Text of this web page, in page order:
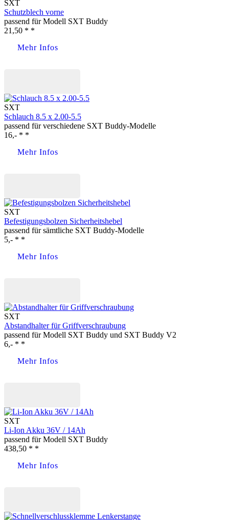
SXT
Schutzblech vorne
passend für Modell SXT Buddy
21,50 * *
Mehr Infos
SXT
Schlauch 8.5 x 2.00-5.5
passend für verschiedene SXT Buddy-Modelle
16,- * *
Mehr Infos
SXT
Befestigungsbolzen Sicherheitshebel
passend für sämtliche SXT Buddy-Modelle
5,- * *
Mehr Infos
SXT
Abstandhalter für Griffverschraubung
passend für Modell SXT Buddy und SXT Buddy V2
6,- * *
Mehr Infos
SXT
Li-Ion Akku 36V / 14Ah
passend für Modell SXT Buddy
438,50 * *
Mehr Infos